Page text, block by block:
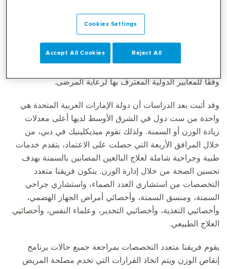
إدارة السمنة وفقًا لمجموعة من المعايير الموضوعة بعناية ووفقًا
للإرشادات الأوروبية والأكاديمية المقبولة من قبل فريق عمل
إدارة السمنة التابع للجمعية الأوروبية لدراسة السمنة. حيث
يعترف هذا الاعتماد بجودة برنامج إنقاص الوزن الأخلاقي والقائم
وفقًا للمعايير الدولية المعترف بها لرعاية المرضى.
وقد أثبت بعد الدراسات أن دولة الإمارات العربية المتحدة هي
واحدة من ست دول في الشرق الأوسط لديها أعلى معدلات
زيادة الوزن أو السمنة. ولذلك تقوم ميديكلينيك في دبي، من
خلال المرافق الأربعة التي حصلت على الاعتماد، بتقدم خدمات
طبية وجراحية شاملة لعلاج البالغين المصابين بالسمنة بهدف
تحسين الصحة من خلال إدارة الوزن. يتكون فريقنا متعدد
التخصصات من استشاري الغدد الصماء، واستشاري جراحي
السمنة، ومنسق السمنة، وأخصائي أمراض الجهاز الهضمي،
وأخصائيي التغذية، وأخصائيي التخدير، وعلماء النفس، وأخصائيي
العلاج الطبيعي.
يقوم فريقنا متعدد التخصصات بمراجعة جميع حالات برنامج
إنقاص الوزن ويتم اتخاذ القرارات التي تخدم مصلحة المريض
Cookies Settings
Reject All
Accept All Cookies